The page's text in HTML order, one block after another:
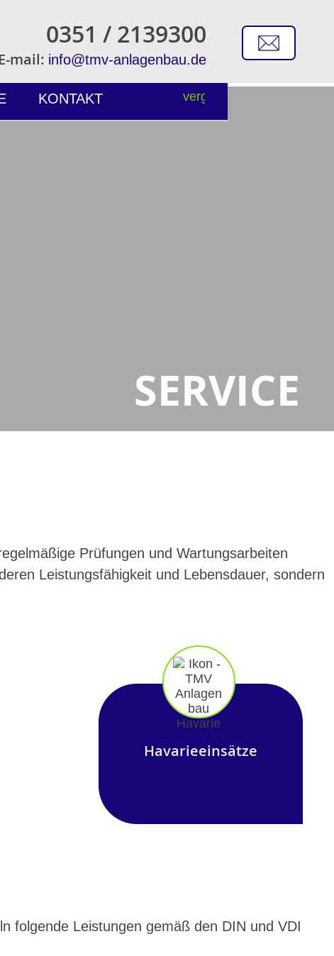
0351 / 2139300
E-mail: info@tmv-anlagenbau.de
KONTAKT
SERVICE
Prüfungen und Wartungsarbeiten
Leistungsfähigkeit und Lebensdauer, sondern
Havarieeinsätze
folgende Leistungen gemäß den DIN und VDI